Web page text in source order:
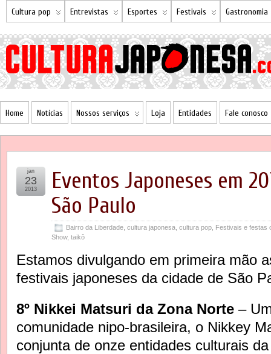
Cultura pop Entrevistas Esportes Festivais Gastronomia
Home Notícias Nossos serviços Loja Entidades Fale conosco
Eventos Japoneses em
São Paulo
Bairro da Liberdade cultura japonesa cultura pop Festivais e festas
Show, taikô
jan
23
2013
Estamos divulgando em primeira mão
festivais japoneses da cidade de São
8º Nikkei Matsuri da Zona Norte –
comunidade nipo-brasileira, o Nikkey
conjunta de onze entidades culturais